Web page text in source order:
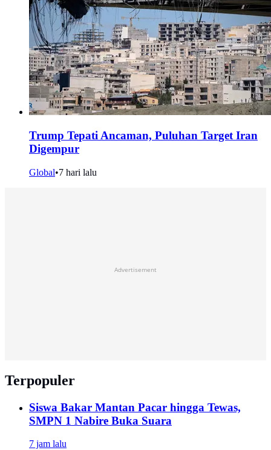
Trump Tepati Ancaman, Puluhan Target Iran
Digempur
Global•7 hari lalu
Advertisement
Terpopuler
Siswa Bakar Mantan Pacar hingga Tewas,
SMPN 1 Nabire Buka Suara
7 jam lalu